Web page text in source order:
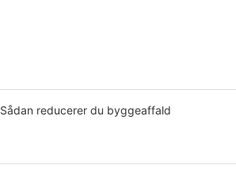
Sådan reducerer du byggeaffald